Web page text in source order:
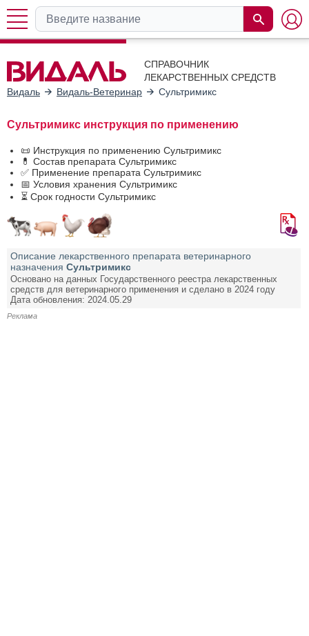
СПРАВОЧНИК
ЛЕКАРСТВЕННЫХ СРЕДСТВ
Видаль
Видаль-Ветеринар Сультримикс
Сультримикс инструкция по применению
📜 Инструкция по применению Сультримикс
💊 Состав препарата Сультримикс
✅ Применение препарата Сультримикс
📅 Условия хранения Сультримикс
⏳ Срок годности Сультримикс
Описание лекарственного препарата ветеринарного
назначения Сультримикс
Основано на данных Государственного реестра лекарственных
средств для ветеринарного применения и сделано в 2024 году
Дата обновления: 2024.05.29
Реклама